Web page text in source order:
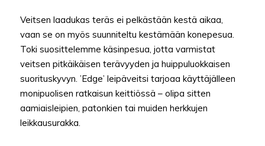
Veitsen laadukas teräs ei pelkästään kestä aikaa,
vaan se on myös suunniteltu kestämään konepesua.
Toki suosittelemme käsinpesua, jotta varmistat
veitsen pitkäikäisen terävyyden ja huippuluokkaisen
suorituskyvyn. ’Edge’ leipäveitsi tarjoaa käyttäjälleen
monipuolisen ratkaisun keittiössä – olipa sitten
aamiaisleipien, patonkien tai muiden herkkujen
leikkausurakka.